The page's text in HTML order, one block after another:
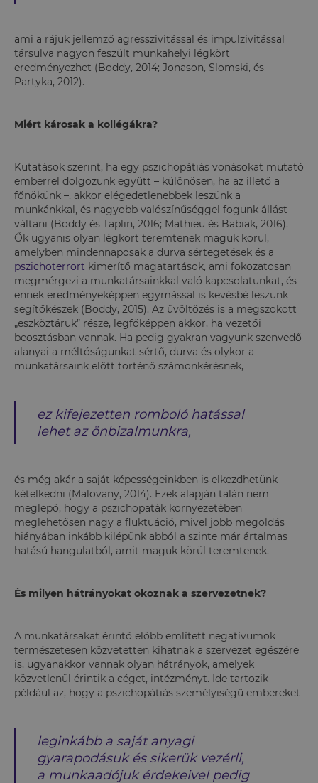
ami a rájuk jellemző agresszivitással és impulzivitással
társulva nagyon feszült munkahelyi légkört
eredményezhet (Boddy, 2014; Jonason, Slomski, és
Partyka, 2012).
Miért károsak a kollégákra?
Kutatások szerint, ha egy pszichopátiás vonásokat mutató
emberrel dolgozunk együtt – különösen, ha az illető a
főnökünk –, akkor elégedetlenebbek leszünk a
munkánkkal, és nagyobb valószínűséggel fogunk állást
váltani (Boddy és Taplin, 2016; Mathieu és Babiak, 2016).
Ők ugyanis olyan légkört teremtenek maguk körül,
amelyben mindennaposak a durva sértegetések és a
pszichoterrort kimerítő magatartások, ami fokozatosan
megmérgezi a munkatársainkkal való kapcsolatunkat, és
ennek eredményeképpen egymással is kevésbé leszünk
segítőkészek (Boddy, 2015). Az üvöltözés is a megszokott
„eszköztáruk” része, legfőképpen akkor, ha vezetői
beosztásban vannak. Ha pedig gyakran vagyunk szenvedő
alanyai a méltóságunkat sértő, durva és olykor a
munkatársaink előtt történő számonkérésnek,
ez kifejezetten romboló hatással
lehet az önbizalmunkra,
és még akár a saját képességeinkben is elkezdhetünk
kételkedni (Malovany, 2014). Ezek alapján talán nem
meglepő, hogy a pszichopaták környezetében
meglehetősen nagy a fluktuáció, mivel jobb megoldás
hiányában inkább kilépünk abból a szinte már ártalmas
hatású hangulatból, amit maguk körül teremtenek.
És milyen hátrányokat okoznak a szervezetnek?
A munkatársakat érintő előbb említett negatívumok
természetesen közvetetten kihatnak a szervezet egészére
is, ugyanakkor vannak olyan hátrányok, amelyek
közvetlenül érintik a céget, intézményt. Ide tartozik
például az, hogy a pszichopátiás személyiségű embereket
leginkább a saját anyagi
gyarapodásuk és sikerük vezérli,
a munkaadójuk érdekeivel pedig